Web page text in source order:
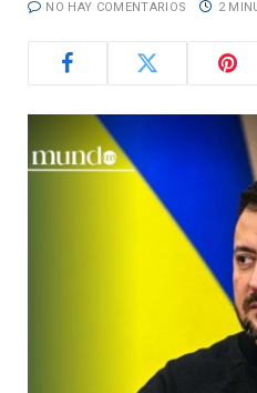
NO HAY COMENTARIOS 2